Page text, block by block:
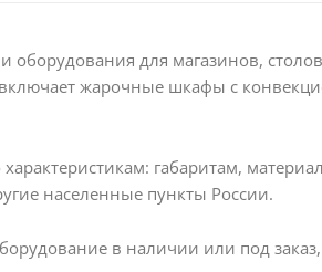
для магазинов,
включает жарочные шкафы с
габаритам,
населенные пункты России.
в наличии или под